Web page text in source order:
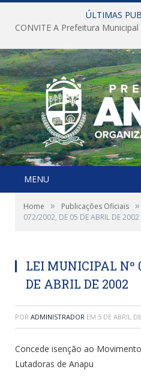
ÚLTIMAS
MENU
Home » Publicações Oficiais »
072/2002, DE 05 DE ABRIL DE 2002
LEI MUNICIPAL Nº
DE ABRIL DE 2002
POR ADMINISTRADOR EM 5 DE ABRIL
Concede isenção ao
Lutadoras de Anapu